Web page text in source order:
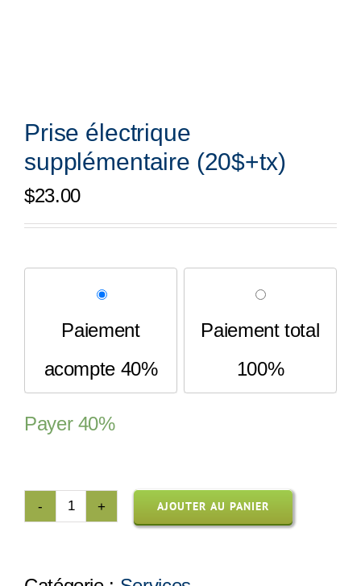
Prise électrique
supplémentaire (20$+tx)
$23.00
Paiement
acompte 40%
Paiement total
100%
Payer 40%
quantité
AJOUTER AU PANIER